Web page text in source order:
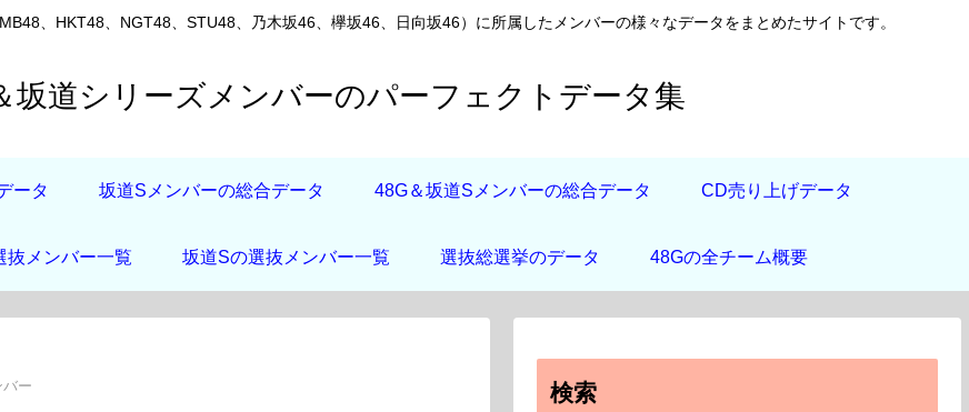
、HKT48、NGT48、STU48、乃木坂46、欅坂46、日向坂46）に所属したメンバーの様々なデータをまとめたサイトです。
坂道シリーズメンバーのパーフェクトデータ集
ータ 坂道Sメンバーの総合データ 48G＆坂道Sメンバーの総合データ CD売り上げデータ
抜メンバー一覧 坂道Sの選抜メンバー一覧 選抜総選挙のデータ 48Gの全チーム概要
ー 検索